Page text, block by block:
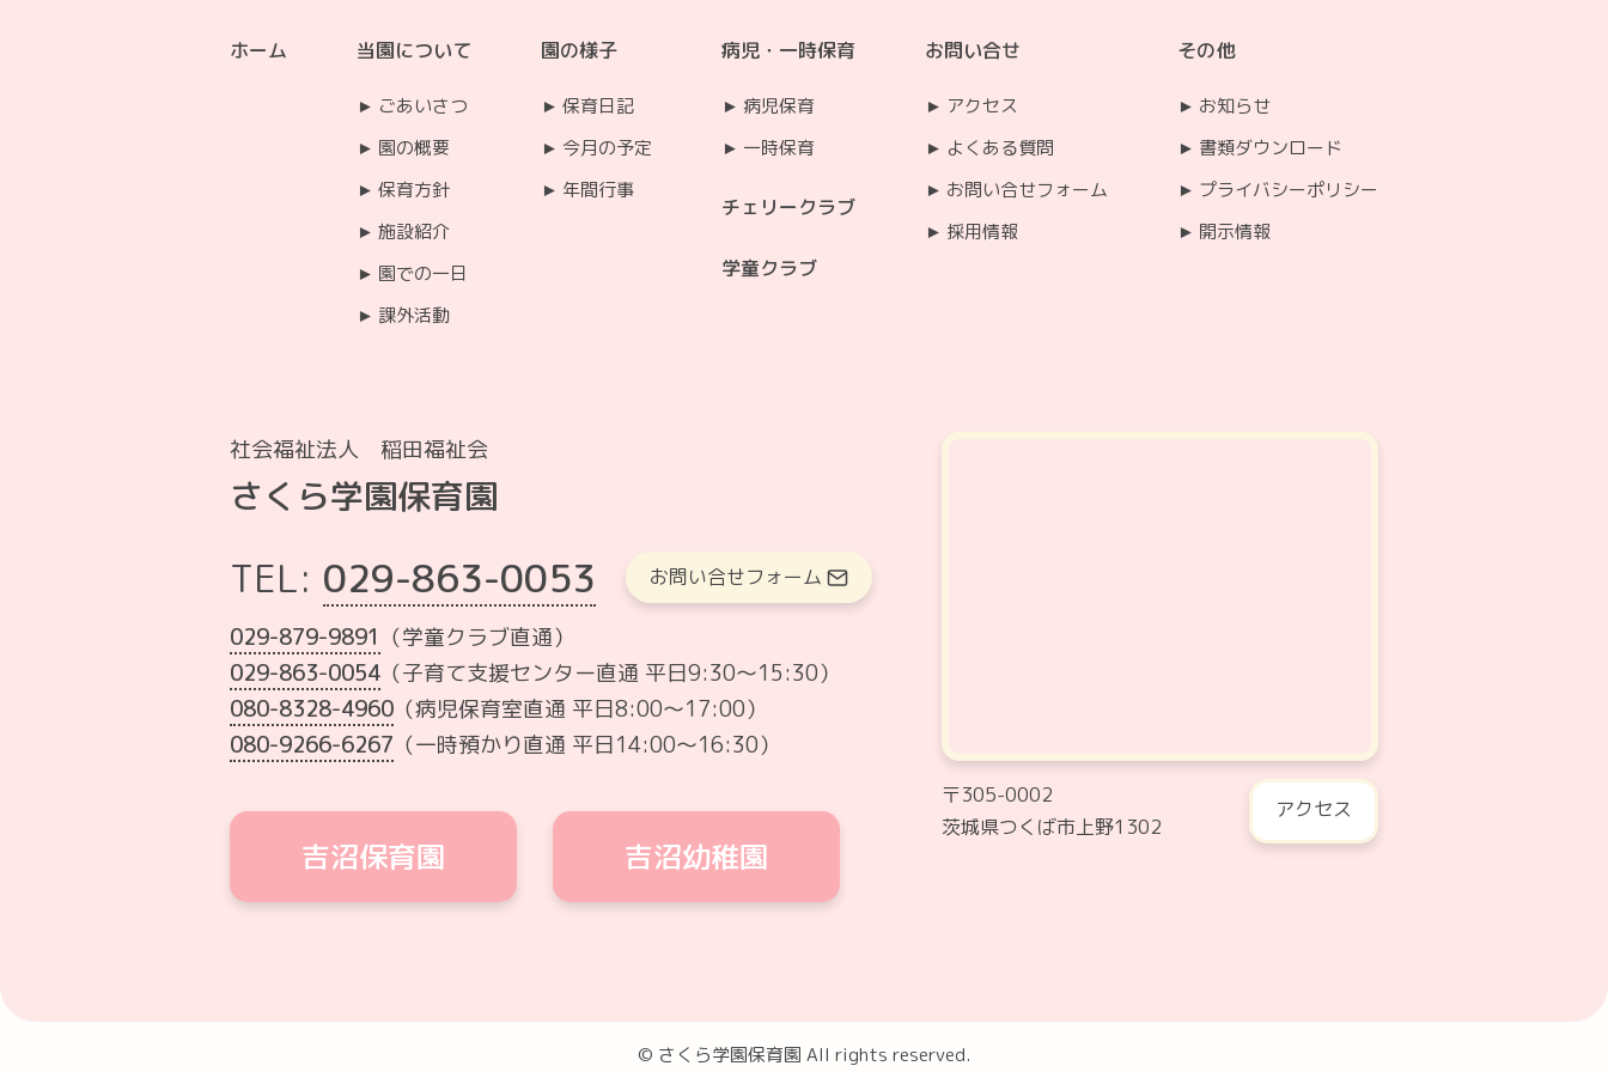
ホーム 当園について
ごあいさつ
園の概要
保育方針
施設紹介
園での一日
課外活動
園の様子
保育日記
今月の予定
年間行事
病児・一時保育
病児保育
一時保育
チェリークラブ
学童クラブ
お問い合せ
アクセス
よくある質問
お問い合せフォーム
採用情報
その他
お知らせ
書類ダウンロード
プライバシーポリシー
開示情報
社会福祉法人 稲田福祉会
さくら学園保育園
TEL: 029-863-0053 お問い合せフォーム
029-879-9891 （学童クラブ直通）
029-863-0054 （子育て支援センター直通 平日9:30～15:30）
080-8328-4960 （病児保育室直通 平日8:00〜17:00）
080-9266-6267 （一時預かり直通 平日14:00〜16:30）
吉沼保育園 吉沼幼稚園
〒305-0002
茨城県つくば市上野1302
アクセス
© さくら学園保育園 All rights reserved.